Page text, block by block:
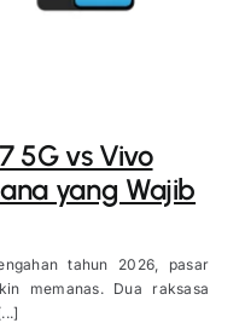
5G vs Vivo
yang Wajib
tahun 2026, pasar
memanas. Dua raksasa